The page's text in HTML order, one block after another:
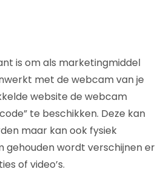
is om als marketingmiddel
met de webcam van je
website de webcam
te beschikken. Deze kan
maar kan ook fysiek
gehouden wordt verschijnen er
of video’s.